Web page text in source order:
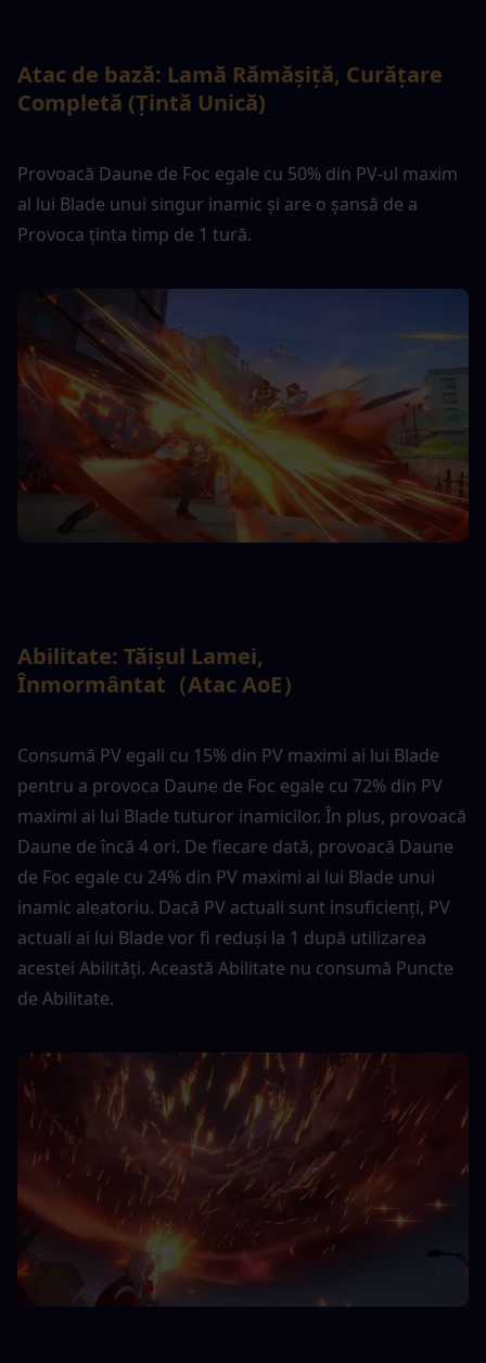
Atac de bază: Lamă Rămășiță, Curățare
Completă (Țintă Unică)
Provoacă Daune de Foc egale cu 50% din PV-ul maxim
al lui Blade unui singur inamic și are o șansă de a
Provoca ținta timp de 1 tură.
Abilitate: Tăișul Lamei,
Înmormântat（Atac AoE）
Consumă PV egali cu 15% din PV maximi ai lui Blade
pentru a provoca Daune de Foc egale cu 72% din PV
maximi ai lui Blade tuturor inamicilor. În plus, provoacă
Daune de încă 4 ori. De fiecare dată, provoacă Daune
de Foc egale cu 24% din PV maximi ai lui Blade unui
inamic aleatoriu. Dacă PV actuali sunt insuficienți, PV
actuali ai lui Blade vor fi reduși la 1 după utilizarea
acestei Abilități. Această Abilitate nu consumă Puncte
de Abilitate.